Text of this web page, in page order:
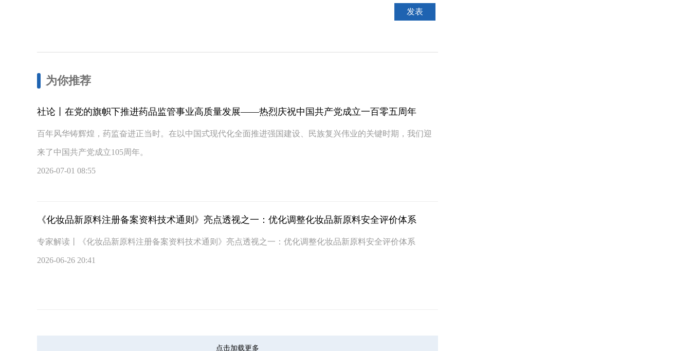
为你推荐
社论丨在党的旗帜下推进药品监管事业高质量发展——热烈庆祝中国共产党成立一百零五周年
百年风华铸辉煌，药监奋进正当时。在以中国式现代化全面推进强国建设、民族复兴伟业的关键时期，我们迎
来了中国共产党成立105周年。
2026-07-01 08:55
《化妆品新原料注册备案资料技术通则》亮点透视之一：优化调整化妆品新原料安全评价体系
专家解读丨《化妆品新原料注册备案资料技术通则》亮点透视之一：优化调整化妆品新原料安全评价体系
2026-06-26 20:41
点击加载更多